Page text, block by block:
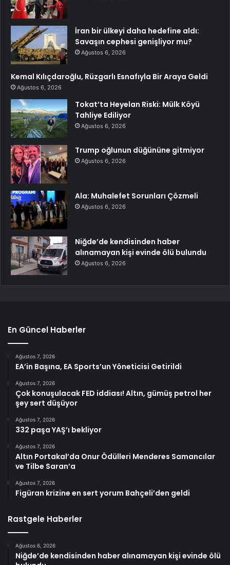
İran bir ülkeyi daha hedefine aldı:
Savaşın cephesi genişliyor mu?
Ağustos 6, 2026
Kemal Kılıçdaroğlu, Rüzgarlı Esnafıyla Bir Araya Geldi
Ağustos 6, 2026
Tokat’ta Heyelan Riski: Mülk Köyü
Tahliye Ediliyor
Ağustos 6, 2026
Trump oğlunun düğününe gitmiyor
Ağustos 6, 2026
Ala: Muhalefet Sorunları Çözmeli
Ağustos 6, 2026
Niğde’de kendisinden haber
alınamayan kişi evinde ölü bulundu
Ağustos 6, 2026
En Güncel Haberler
Ağustos 7, 2026
EA’in Başına, EA Sports’un Yöneticisi Getirildi
Ağustos 7, 2026
Çok konuşulacak FED iddiası! Altın, gümüş petrol her
şey sert düşüyor
Ağustos 7, 2026
332 paşa YAŞ’ı bekliyor
Ağustos 7, 2026
Altın Portakal’da Onur Ödülleri Menderes Samancılar
ve Tilbe Saran’a
Ağustos 7, 2026
Figüran krizine en sert yorum Bahçeli’den geldi
Rastgele Haberler
Ağustos 6, 2026
Niğde’de kendisinden haber alınamayan kişi evinde ölü